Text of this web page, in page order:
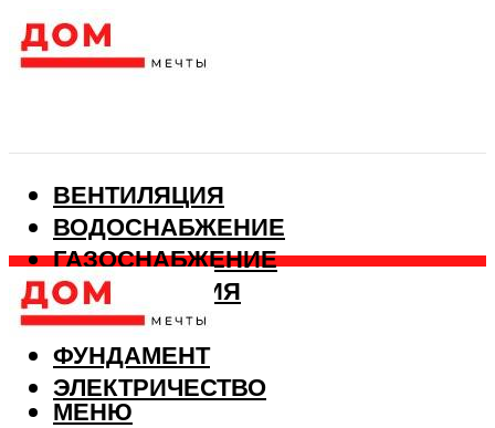
ВЕНТИЛЯЦИЯ
ВОДОСНАБЖЕНИЕ
ГАЗОСНАБЖЕНИЕ
КАНАЛИЗАЦИЯ
ОТОПЛЕНИЕ
ФУНДАМЕНТ
ЭЛЕКТРИЧЕСТВО
МЕНЮ